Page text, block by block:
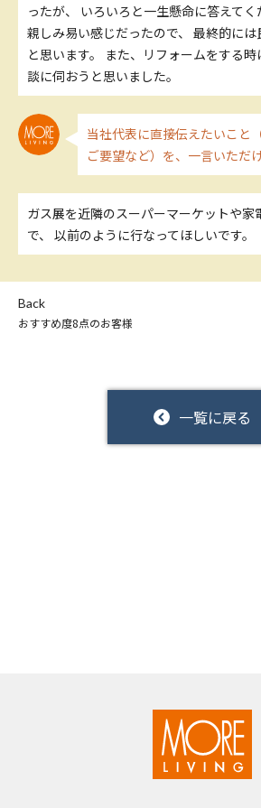
ったが、 いろいろと一生懸命に答えてく
親しみ易い感じだったので、 最終的には
と思います。 また、リフォームをする
談に伺おうと思いました。
当社代表に直接伝えたいこと
ご要望など）を、一言いただ
ガス展を近隣のスーパーマーケットや家
で、 以前のように行なってほしいです。
Back
おすすめ度8点のお客様
一覧に戻る